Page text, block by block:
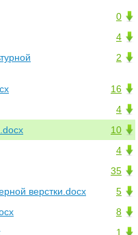
0
4
2
16
4
10
4
35
5
верстки.docx
8
1